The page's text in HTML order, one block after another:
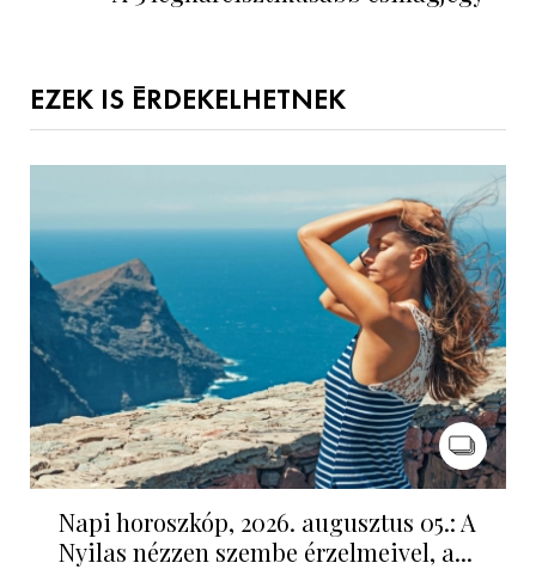
EZEK IS ÉRDEKELHETNEK
Napi horoszkóp, 2026. augusztus 05.: A
Nyilas nézzen szembe érzelmeivel, a...